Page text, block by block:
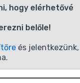
hogy elérhetővé
belőle!
és jelentkezünk,